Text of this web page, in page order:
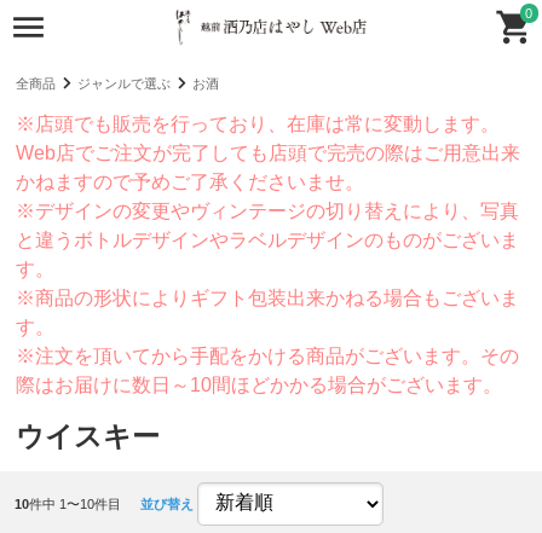
0
全商品 ジャンルで選ぶ お酒
※店頭でも販売を行っており、在庫は常に変動します。
Web店でご注文が完了しても店頭で完売の際はご用意出来
かねますので予めご了承くださいませ。
※デザインの変更やヴィンテージの切り替えにより、写真
と違うボトルデザインやラベルデザインのものがございま
す。
※商品の形状によりギフト包装出来かねる場合もございま
す。
※注文を頂いてから手配をかける商品がございます。その
際はお届けに数日～10間ほどかかる場合がございます。
ウイスキー
10件中 1〜10件目 並び替え